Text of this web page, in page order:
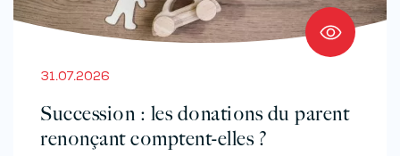
31.07.2026
Succession : les donations du parent
renonçant comptent-elles ?